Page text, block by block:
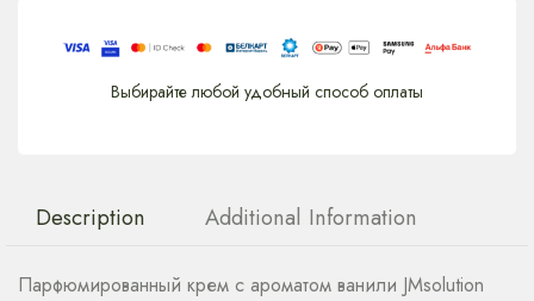
Выбирайте любой удобный способ оплаты
Description Additional Information
Парфюмированный крем с ароматом ванили JMsolution